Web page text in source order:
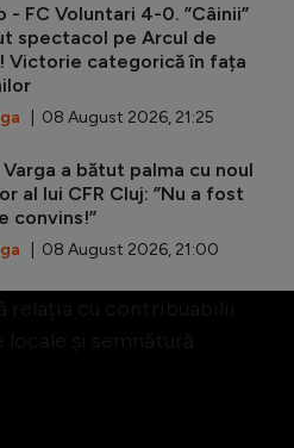
- FC Voluntari 4-0. ”Câinii”
spectacol pe Arcul de
Victorie categorică în fața
| 08 August 2026, 21:25
a bătut palma cu noul
al lui CFR Cluj: ”Nu a fost
convins!”
| 08 August 2026, 21:00